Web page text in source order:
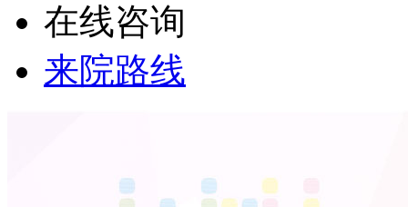
在线咨询
来院路线